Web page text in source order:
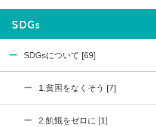
SDGs
SDGsについて [69]
1.貧困をなくそう [7]
2.飢餓をゼロに [1]